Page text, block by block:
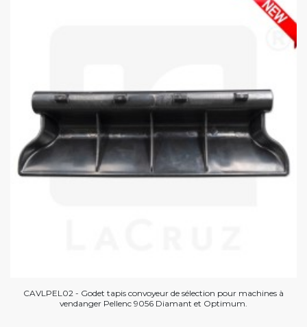
CAVLPEL02 - Godet tapis convoyeur de sélection pour machines à
vendanger Pellenc 9056 Diamant et Optimum.